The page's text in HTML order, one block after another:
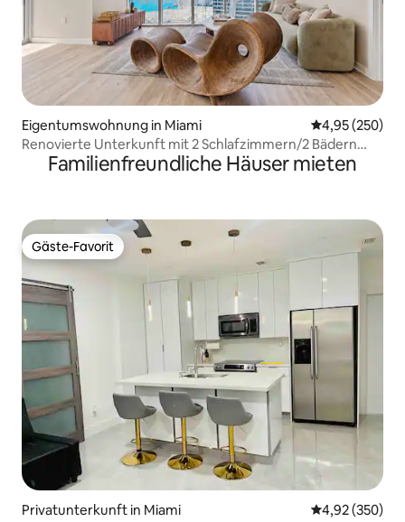
Eigentumswohnung in Miami
4,95 (250)
Renovierte Unterkunft mit 2 Schlafzimmern/2 Bädern
und Blick auf das Wasser • Kostenlose Parkplätze • Pool &
Familienfreundliche Häuser mieten
Gäste-Favorit
Gäste-Favorit
Privatunterkunft in Miami
4,92 (350)